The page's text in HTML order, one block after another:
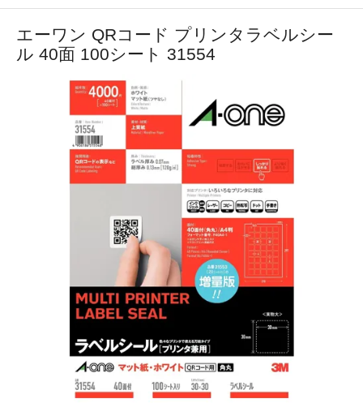
エーワン QRコード プリンタラベルシー
ル 40面 100シート 31554